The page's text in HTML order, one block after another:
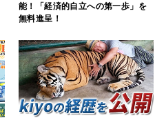
能！「経済的自立への第一歩」を
無料進呈！